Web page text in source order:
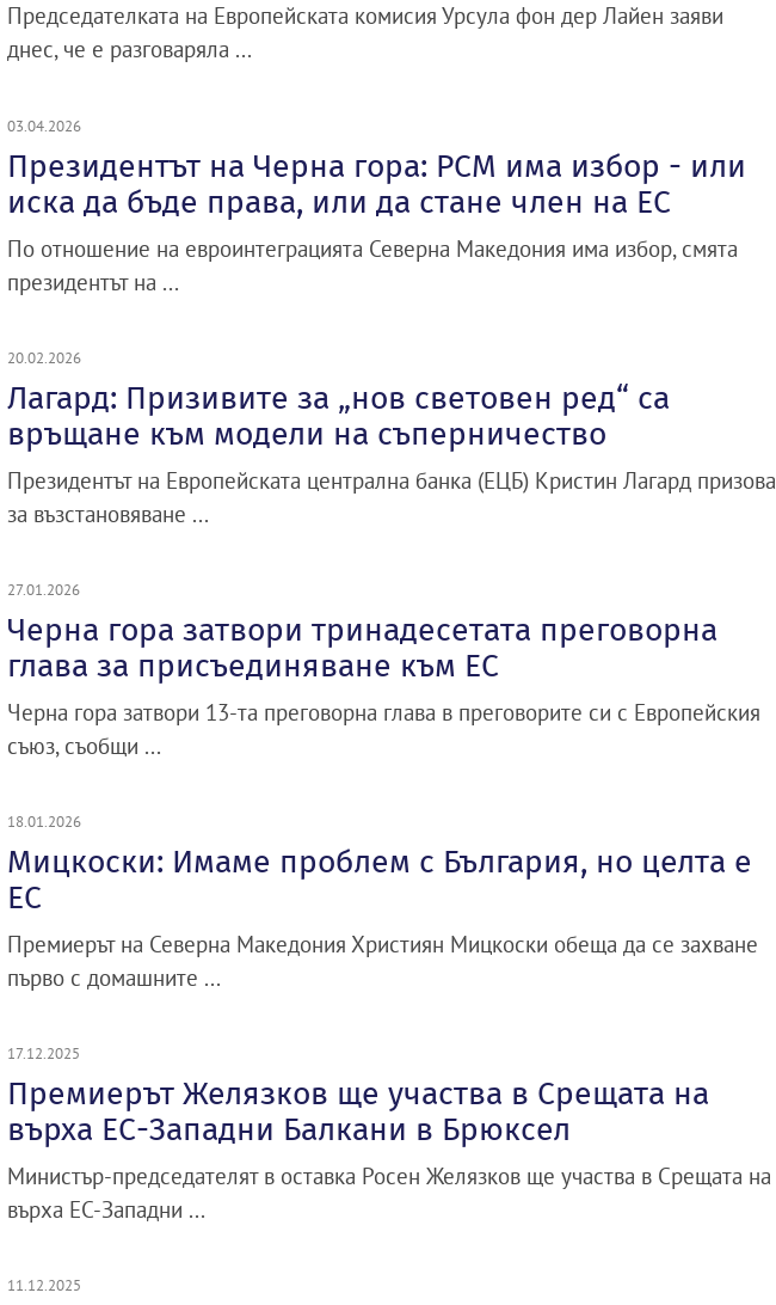
Председателката на Европейската комисия Урсула фон дер Лайен заяви
днес, че е разговаряла ...
03.04.2026
Президентът на Черна гора: РСМ има избор - или
иска да бъде права, или да стане член на ЕС
По отношение на евроинтеграцията Северна Македония има избор, смята
президентът на ...
20.02.2026
Лагард: Призивите за „нов световен ред“ са
връщане към модели на съперничество
Президентът на Европейската централна банка (ЕЦБ) Кристин Лагард призова
за възстановяване ...
27.01.2026
Черна гора затвори тринадесетата преговорна
глава за присъединяване към ЕС
Черна гора затвори 13-та преговорна глава в преговорите си с Европейския
съюз, съобщи ...
18.01.2026
Мицкоски: Имаме проблем с България, но целта е
ЕС
Премиерът на Северна Македония Християн Мицкоски обеща да се захване
първо с домашните ...
17.12.2025
Премиерът Желязков ще участва в Срещата на
върха ЕС-Западни Балкани в Брюксел
Министър-председателят в оставка Росен Желязков ще участва в Срещата на
върха ЕС-Западни ...
11.12.2025